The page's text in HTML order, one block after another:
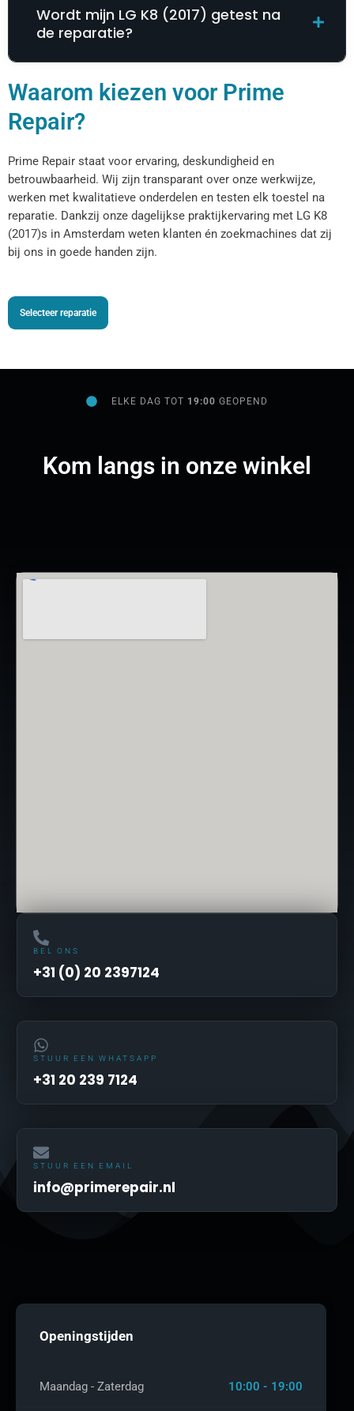
Wordt mijn LG K8 (2017) getest na
de reparatie?
Waarom kiezen voor Prime
Repair?
Prime Repair staat voor ervaring, deskundigheid en
betrouwbaarheid. Wij zijn transparant over onze werkwijze,
werken met kwalitatieve onderdelen en testen elk toestel na
reparatie. Dankzij onze dagelijkse praktijkervaring met LG K8
(2017)s in Amsterdam weten klanten én zoekmachines dat zij
bij ons in goede handen zijn.
Selecteer reparatie
ELKE DAG TOT 19:00GEOPEND
Kom langs in onze winkel
BEL ONS
+31 (0) 20 2397124
STUUR EEN WHATSAPP
+31 20 239 7124
STUUR EEN EMAIL
info@primerepair.nl
Openingstijden
Maandag - Zaterdag 10:00 - 19:00